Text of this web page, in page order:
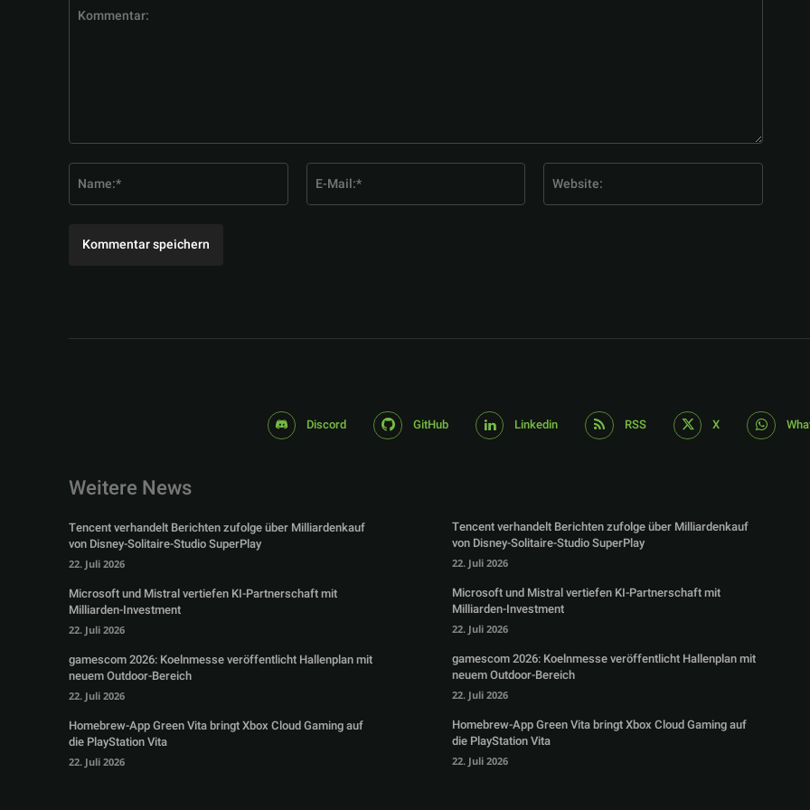
Mail:*
Discord GitHub Linkedin RSS X
Weitere News
Tencent verhandelt Berichten zufolge über Milliardenkauf
von Disney-Solitaire-Studio SuperPlay
22. Juli 2026
Microsoft und Mistral vertiefen KI-Partnerschaft mit
Milliarden-Investment
22. Juli 2026
gamescom 2026: Koelnmesse veröffentlicht Hallenplan mit
neuem Outdoor-Bereich
22. Juli 2026
Homebrew-App Green Vita bringt Xbox Cloud Gaming auf
die PlayStation Vita
22. Juli 2026
Tencent verhandelt Berichten zufolge über Milliardenkauf
von Disney-Solitaire-Studio SuperPlay
22. Juli 2026
Microsoft und Mistral vertiefen KI-Partnerschaft mit
Milliarden-Investment
22. Juli 2026
gamescom 2026: Koelnmesse veröffentlicht Hallenplan mit
neuem Outdoor-Bereich
22. Juli 2026
Homebrew-App Green Vita bringt Xbox Cloud Gaming auf
die PlayStation Vita
22. Juli 2026